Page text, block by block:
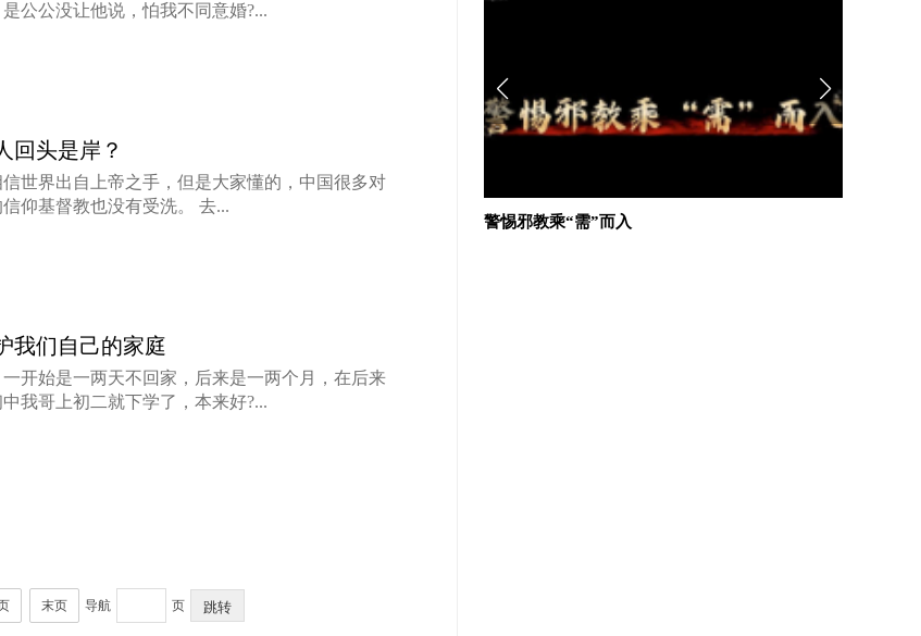
公公没让他说，怕我不同意婚?...
回头是岸？
世界出自上帝之手，但是大家懂的，中国很多对
仰基督教也没有受洗。 去...
我们自己的家庭
开始是一两天不回家，后来是一两个月，在后来
我哥上初二就下学了，本来好?...
末页 导航 页
王娟娟因“全能神”邪教离家 母亲长年哭泣几近盲